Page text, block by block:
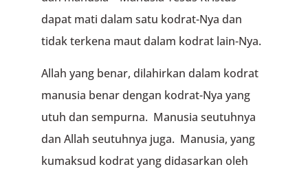
dapat mati dalam satu kodrat-Nya dan
tidak terkena maut dalam kodrat lain-Nya.
Allah yang benar, dilahirkan dalam kodrat
manusia benar dengan kodrat-Nya yang
utuh dan sempurna. Manusia seutuhnya
dan Allah seutuhnya juga. Manusia, yang
kumaksud kodrat yang didasarkan oleh